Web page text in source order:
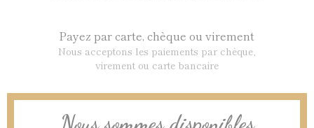
Payez par carte, chèque ou virement
Nous acceptons les paiements par chèque,
virement ou carte bancaire